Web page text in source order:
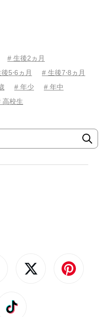
# 生後2ヵ月
5⋅6ヵ月
# 生後7⋅8ヵ月
# 年少
# 年中
高校生